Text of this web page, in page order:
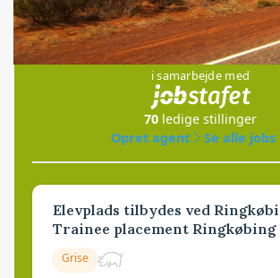
Jobs
i samarbejde med
70 ledige stillinger
Opret agent
Se alle jobs
Elevplads tilbydes ved
Trainee placement Ringkøbing
Grise